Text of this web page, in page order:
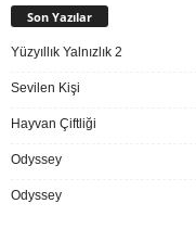
Son Yazılar
Yüzyıllık Yalnızlık 2
Sevilen Kişi
Hayvan Çiftliği
Odyssey
Odyssey